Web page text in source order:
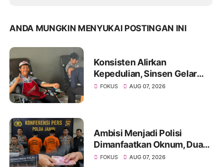
ANDA MUNGKIN MENYUKAI POSTINGAN INI
Konsisten Alirkan
Kepedulian, Sinsen Gelar
Donor Darah ke-23 dalam
FOKUS AUG 07, 2026
Ambisi Menjadi Polisi
Dimanfaatkan Oknum, Dua
Anggota Polda Jambi Diduga
FOKUS AUG 07, 2026